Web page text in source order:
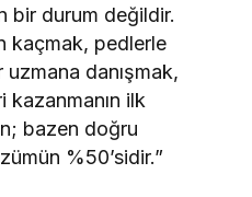
bir durum değildir.
kaçmak, pedlerle
danışmak,
kazanmanın ilk
bazen doğru
%50’sidir.”